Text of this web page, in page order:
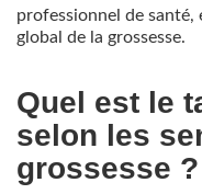
professionnel de
global de la grossesse.
Quel est le
selon les
grossesse ?